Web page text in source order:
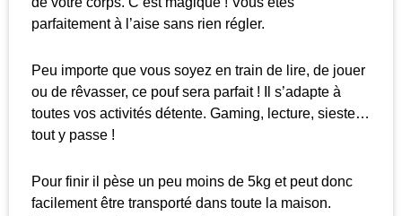
parfaitement à l’aise sans rien régler.
Peu importe que vous soyez en train de lire, de jouer
ou de rêvasser, ce pouf sera parfait ! Il s’adapte à
toutes vos activités détente. Gaming, lecture, sieste…
tout y passe !
Pour finir il pèse un peu moins de 5kg et peut donc
facilement être transporté dans toute la maison.